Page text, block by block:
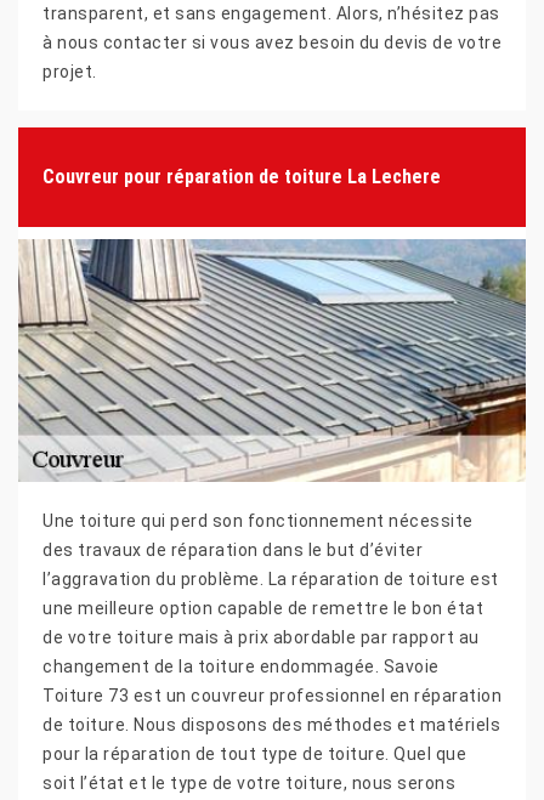
transparent, et sans engagement. Alors, n’hésitez pas
à nous contacter si vous avez besoin du devis de votre
projet.
Couvreur pour réparation de toiture La Lechere
Une toiture qui perd son fonctionnement nécessite
des travaux de réparation dans le but d’éviter
l’aggravation du problème. La réparation de toiture est
une meilleure option capable de remettre le bon état
de votre toiture mais à prix abordable par rapport au
changement de la toiture endommagée. Savoie
Toiture 73 est un couvreur professionnel en réparation
de toiture. Nous disposons des méthodes et matériels
pour la réparation de tout type de toiture. Quel que
soit l’état et le type de votre toiture, nous serons